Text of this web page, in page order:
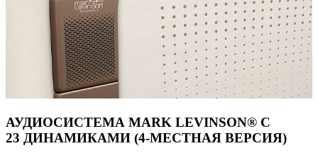
АУДИОСИСТЕМА MARK LEVINSON® С
23 ДИНАМИКАМИ (4-МЕСТНАЯ ВЕРСИЯ)